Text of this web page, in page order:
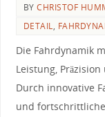
BYCHRISTOF
DETAIL,
Die Fahrdynamik
Leistung,
Durch innovative⁤
und